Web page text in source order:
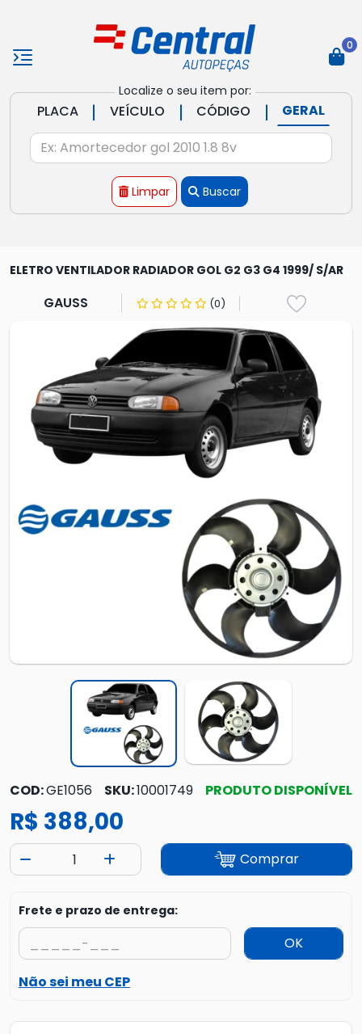
Localize o seu item por:
PLACA | VEÍCULO | CÓDIGO | GERAL
Limpar Buscar
0
ELETRO VENTILADOR RADIADOR GOL G2 G3 G4 1999/ S/AR
GAUSS (0)
COD:GE1056 SKU:10001749 PRODUTO DISPONÍVEL
R$ 388,00
Comprar
Frete e prazo de entrega:
OK
Não sei meu CEP